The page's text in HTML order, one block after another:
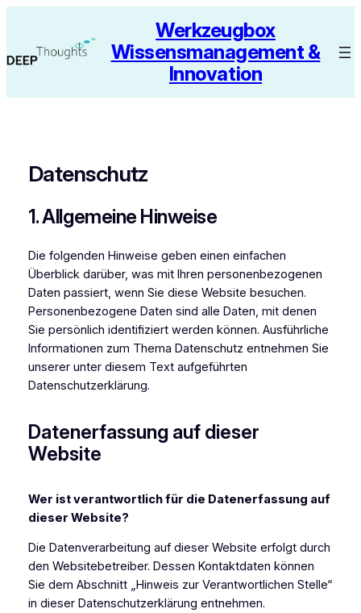
springen
Werkzeugbox
Wissensmanagement &
Innovation
Datenschutz
1. Allgemeine Hinweise
Die folgenden Hinweise geben einen einfachen
Überblick darüber, was mit Ihren personenbezogenen
Daten passiert, wenn Sie diese Website besuchen.
Personenbezogene Daten sind alle Daten, mit denen
Sie persönlich identifiziert werden können. Ausführliche
Informationen zum Thema Datenschutz entnehmen Sie
unserer unter diesem Text aufgeführten
Datenschutzerklärung.
Datenerfassung auf dieser
Website
Wer ist verantwortlich für die Datenerfassung auf
dieser Website?
Die Datenverarbeitung auf dieser Website erfolgt durch
den Websitebetreiber. Dessen Kontaktdaten können
Sie dem Abschnitt „Hinweis zur Verantwortlichen Stelle“
in dieser Datenschutzerklärung entnehmen.